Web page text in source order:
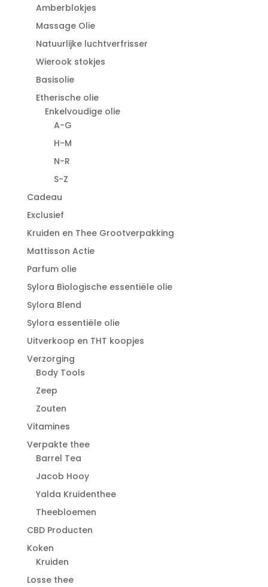
Amberblokjes
Massage Olie
Natuurlijke luchtverfrisser
Wierook stokjes
Basisolie
Etherische olie
Enkelvoudige olie
A-G
H-M
N-R
S-Z
Cadeau
Exclusief
Kruiden en Thee Grootverpakking
Mattisson Actie
Parfum olie
Sylora Biologische essentiële olie
Sylora Blend
Sylora essentiële olie
Uitverkoop en THT koopjes
Verzorging
Body Tools
Zeep
Zouten
Vitamines
Verpakte thee
Barrel Tea
Jacob Hooy
Yalda Kruidenthee
Theebloemen
CBD Producten
Koken
Kruiden
Losse thee